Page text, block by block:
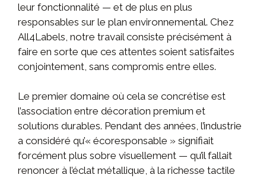
leur fonctionnalité — et de plus en plus
responsables sur le plan environnemental. Chez
All4Labels, notre travail consiste précisément à
faire en sorte que ces attentes soient satisfaites
conjointement, sans compromis entre elles.
Le premier domaine où cela se concrétise est
l’association entre décoration premium et
solutions durables. Pendant des années, l’industrie
a considéré qu’« écoresponsable » signifiait
forcément plus sobre visuellement — qu’il fallait
renoncer à l’éclat métallique, à la richesse tactile